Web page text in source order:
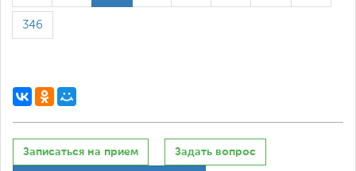
346
Записаться на прием Задать вопрос